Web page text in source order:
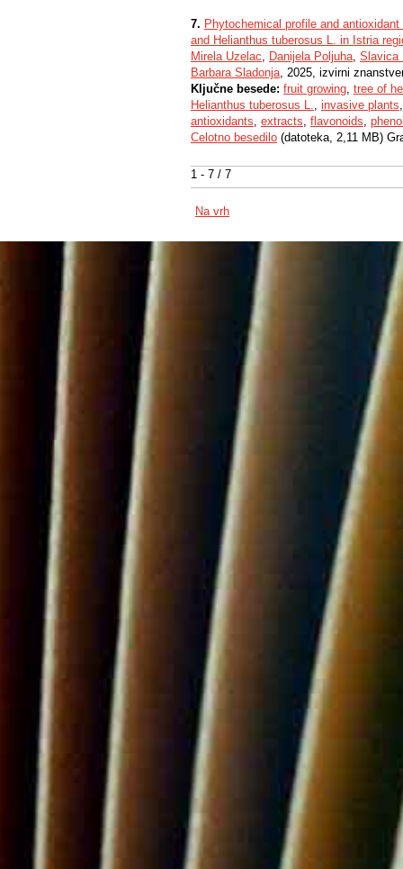
1 - 7 / 7
7. Phytochemical profile and
and Helianthus tuberosus L. in Istria
Mirela Uzelac, Danijela Poljuha, Slavica
Barbara Sladonja, 2025, izvirni
Ključne besede: fruit growing, tree of
Helianthus tuberosus L., invasive plants
antioxidants, extracts, flavonoids,
Celotno besedilo (datoteka, 2,11 MB)
Na vrh